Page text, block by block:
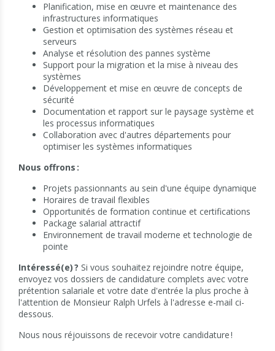
Planification, mise en œuvre et maintenance des
infrastructures informatiques
Gestion et optimisation des systèmes réseau et
serveurs
Analyse et résolution des pannes système
Support pour la migration et la mise à niveau des
systèmes
Développement et mise en œuvre de concepts de
sécurité
Documentation et rapport sur le paysage système et
les processus informatiques
Collaboration avec d'autres départements pour
optimiser les systèmes informatiques
Nous offrons :
Projets passionnants au sein d'une équipe dynamique
Horaires de travail flexibles
Opportunités de formation continue et certifications
Package salarial attractif
Environnement de travail moderne et technologie de
pointe
Intéressé(e) ? Si vous souhaitez rejoindre notre équipe,
envoyez vos dossiers de candidature complets avec votre
prétention salariale et votre date d'entrée la plus proche à
l'attention de Monsieur Ralph Urfels à l'adresse e-mail ci-
dessous.
Nous nous réjouissons de recevoir votre candidature !